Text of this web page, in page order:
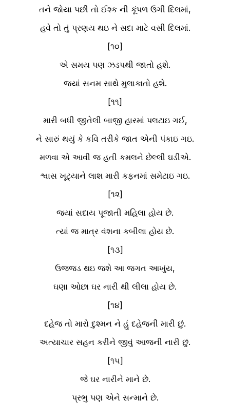
તને જોયા પછી તો ઈશ્ક ની કૂંપળ ઉગી દિલમાં,
હવે તો તું પ્રણય થઇ ને સદા માટે વસી દિલમાં.
[૧૦]
એ સમય પણ ઝડપથી જાતો હશે.
જ્યાં સનમ સાથે મુલાકાતો હશે.
[૧૧]
મારી બધી જીતેલી બાજી હારમાં પલટાઇ ગઈ,
ને સારું થયું કે કવિ તરીકે જાત એની પંકાઇ ગઇ.
મળવા એ આવી જ હતી કમલને છેલ્લી ઘડીએ.
શ્વાસ ખૂટ્યાને લાશ મારી કફનમાં સમેટાઇ ગઇ.
[૧૨]
જ્યાં સદાય પૂજાતી મહિલા હોય છે.
ત્યાં જ માત્ર વંશના કબીલા હોય છે.
[૧૩]
ઉજ્જડ થઇ જશે આ જગત આખુંય,
ઘણા ઓછા ઘર નારી થી લીલા હોય છે.
[૧૪]
દહેજ તો મારો દુશ્મન ને હું દહેજની મારી છું.
અત્યાચાર સહન કરીને જીવું આજની નારી છું.
[૧૫]
જે ઘર નારીને માને છે.
પ્રભુ પણ એને સન્માને છે.